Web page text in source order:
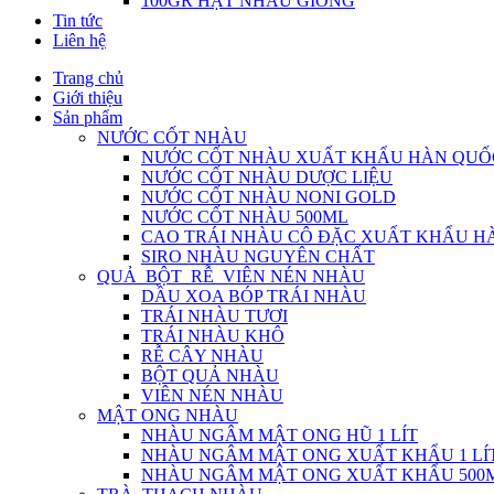
Tin tức
Liên hệ
Trang chủ
Giới thiệu
Sản phẩm
NƯỚC CỐT NHÀU
NƯỚC CỐT NHÀU XUẤT KHẨU HÀN
NƯỚC CỐT NHÀU DƯỢC LIỆU
NƯỚC CỐT NHÀU NONI GOLD
NƯỚC CỐT NHÀU 500ML
CAO TRÁI NHÀU CÔ ĐẶC XUẤT KHẨU
SIRO NHÀU NGUYÊN CHẤT
QUẢ_BỘT_RỄ_VIÊN NÉN NHÀU
DẦU XOA BÓP TRÁI NHÀU
TRÁI NHÀU TƯƠI
TRÁI NHÀU KHÔ
RỄ CÂY NHÀU
BỘT QUẢ NHÀU
VIÊN NÉN NHÀU
MẬT ONG NHÀU
NHÀU NGÂM MẬT ONG HŨ 1 LÍT
NHÀU NGÂM MẬT ONG XUẤT KHẨU 1
NHÀU NGÂM MẬT ONG XUẤT KHẨU